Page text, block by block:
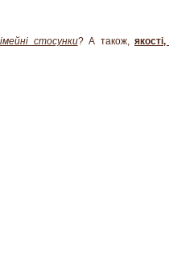
стосунки? А також,